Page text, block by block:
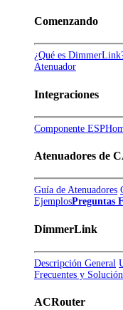
Comenzando
¿Qué es
Atenuador
Integraciones
Componente
Atenuadores de
Guía de Atenuadores
EjemplosPreguntas
DimmerLink
Descripción General
Frecuentes y
ACRouter